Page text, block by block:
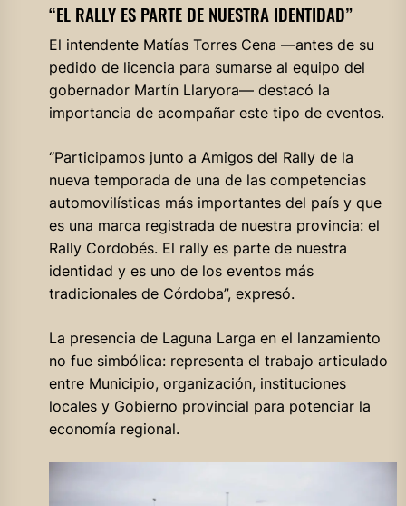
“EL RALLY ES PARTE DE NUESTRA IDENTIDAD”
El intendente Matías Torres Cena —antes de su
pedido de licencia para sumarse al equipo del
gobernador Martín Llaryora— destacó la
importancia de acompañar este tipo de eventos.
“Participamos junto a Amigos del Rally de la
nueva temporada de una de las competencias
automovilísticas más importantes del país y que
es una marca registrada de nuestra provincia: el
Rally Cordobés. El rally es parte de nuestra
identidad y es uno de los eventos más
tradicionales de Córdoba”, expresó.
La presencia de Laguna Larga en el lanzamiento
no fue simbólica: representa el trabajo articulado
entre Municipio, organización, instituciones
locales y Gobierno provincial para potenciar la
economía regional.